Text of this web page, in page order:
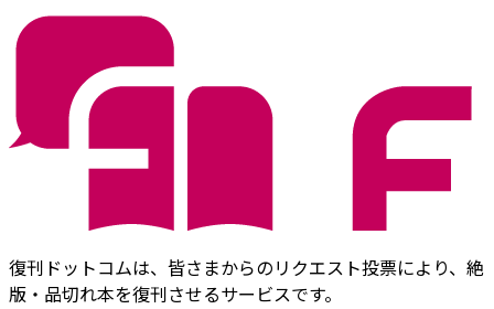
復刊ドットコムは、皆さまからのリクエスト投票により、絶
版・品切れ本を復刊させるサービスです。